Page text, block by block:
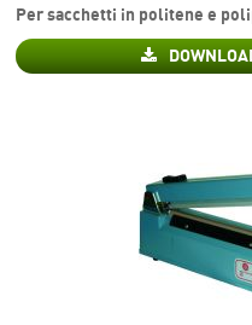
Per sacchetti in politene e